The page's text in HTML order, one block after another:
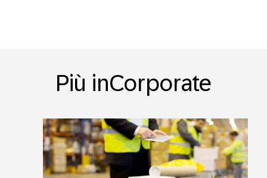
Più inCorporate